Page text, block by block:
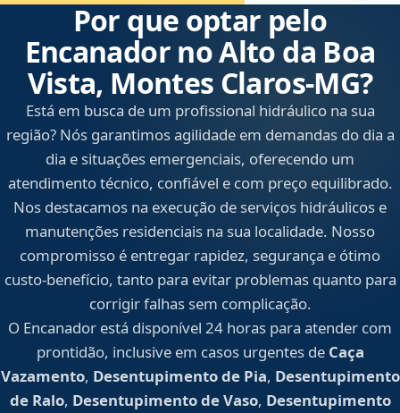
Por que optar pelo
Encanador no Alto da Boa
Vista, Montes Claros‑MG?
Está em busca de um profissional hidráulico na sua
região? Nós garantimos agilidade em demandas do dia a
dia e situações emergenciais, oferecendo um
atendimento técnico, confiável e com preço equilibrado.
Nos destacamos na execução de serviços hidráulicos e
manutenções residenciais na sua localidade. Nosso
compromisso é entregar rapidez, segurança e ótimo
custo-benefício, tanto para evitar problemas quanto para
corrigir falhas sem complicação.
O Encanador está disponível 24 horas para atender com
prontidão, inclusive em casos urgentes de Caça
Vazamento, Desentupimento de Pia, Desentupimento
de Ralo, Desentupimento de Vaso, Desentupimento